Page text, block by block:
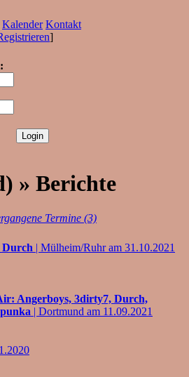
Kalender Kontakt
]
» Berichte
Termine (3)
Durch | Mülheim/Ruhr am 31.10.2021
Angerboys, 3dirty7, Durch,
| Dortmund am 11.09.2021